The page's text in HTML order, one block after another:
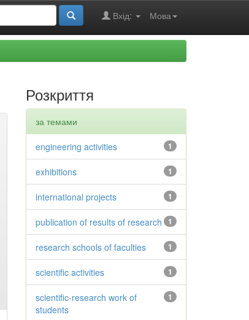
Мова
Вхід:
Розкриття
за темами
1
engineering activities
1
exhibitions
1
international projects
1
publication of results of research
1
research schools of faculties
1
scientific activities
1
scientific-research work of
students